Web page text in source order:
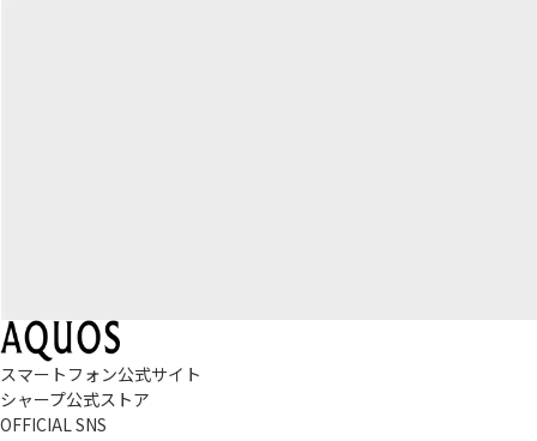
スマートフォン公式サイト
シャープ公式ストア
OFFICIAL SNS